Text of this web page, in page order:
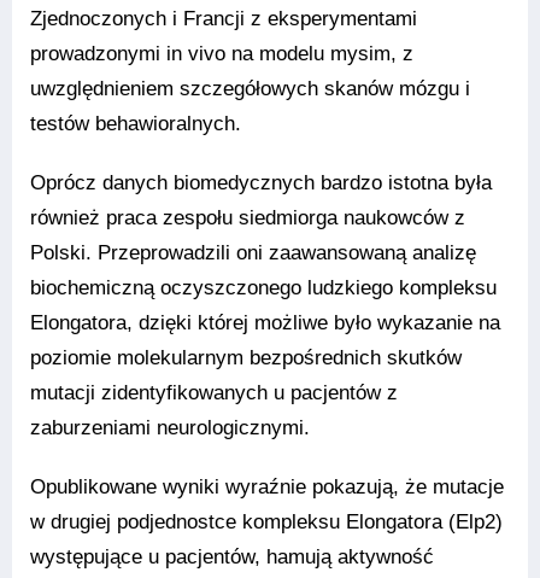
Zjednoczonych i Francji z eksperymentami
prowadzonymi in vivo na modelu mysim, z
uwzględnieniem szczegółowych skanów mózgu i
testów behawioralnych.
Oprócz danych biomedycznych bardzo istotna była
również praca zespołu siedmiorga naukowców z
Polski. Przeprowadzili oni zaawansowaną analizę
biochemiczną oczyszczonego ludzkiego kompleksu
Elongatora, dzięki której możliwe było wykazanie na
poziomie molekularnym bezpośrednich skutków
mutacji zidentyfikowanych u pacjentów z
zaburzeniami neurologicznymi.
Opublikowane wyniki wyraźnie pokazują, że mutacje
w drugiej podjednostce kompleksu Elongatora (Elp2)
występujące u pacjentów, hamują aktywność